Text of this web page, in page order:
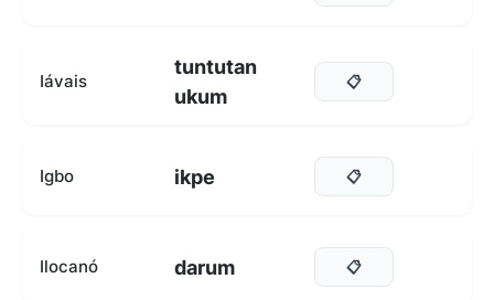
Iávais
tuntutan
ukum
📋
Igbo ikpe 📋
Ilocanó darum 📋